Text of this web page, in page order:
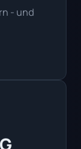
- und